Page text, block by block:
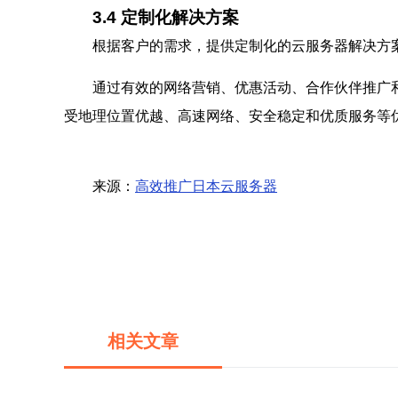
3.4 定制化解决方案
根据客户的需求，提供定制化的云服务器解决
通过有效的网络营销、优惠活动、合作伙伴推
受地理位置优越、高速网络、安全稳定和优质服务等
来源： 高效推广日本云服务器
相关文章